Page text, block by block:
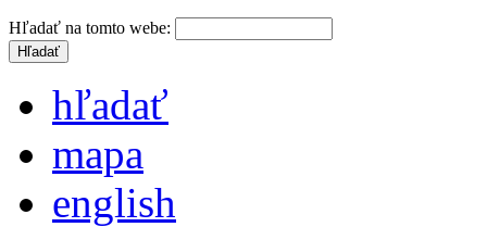
Hľadať na tomto webe:
hľadať
mapa
english